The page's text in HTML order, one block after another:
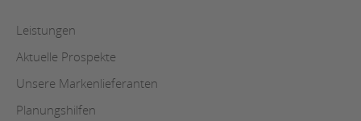
Leistungen
Aktuelle Prospekte
Unsere Markenlieferanten
Planungshilfen